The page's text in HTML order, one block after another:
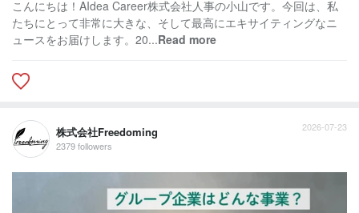
こんにちは！AIdea Career株式会社人事の小山です。今回は、私
たちにとって非常に大きな、そして最高にエキサイティングなニ
ュースをお届けします。20...Read more
株式会社Freedoming
2379 followers
2026-07-23